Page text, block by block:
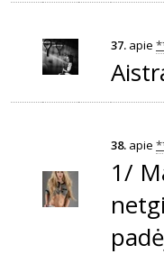
37. apie
38. apie
1/